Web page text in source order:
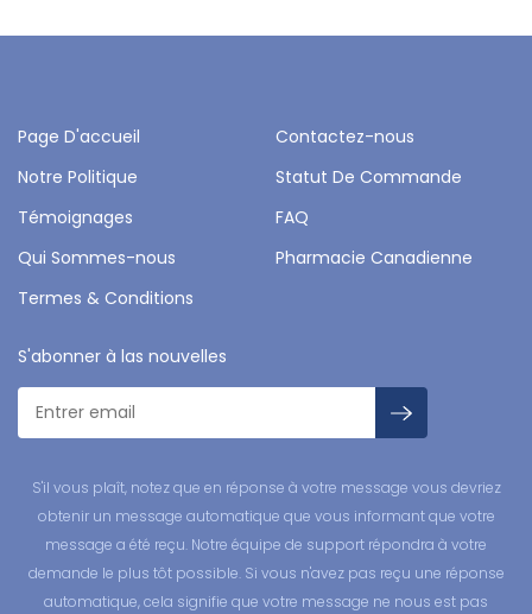
Page D'accueil
Contactez-nous
Notre Politique
Statut De Commande
Témoignages
FAQ
Qui Sommes-nous
Pharmacie Canadienne
Termes & Conditions
S'abonner à las nouvelles
S'il vous plaît, notez que en réponse à votre message vous devriez
obtenir un message automatique que vous informant que votre
message a été reçu. Notre équipe de support répondra à votre
demande le plus tôt possible. Si vous n'avez pas reçu une réponse
automatique, cela signifie que votre message ne nous est pas